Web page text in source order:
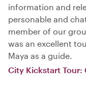
information and
personable and
member of our
was an excellent
Maya as a guide.
City Kickstart Tour: